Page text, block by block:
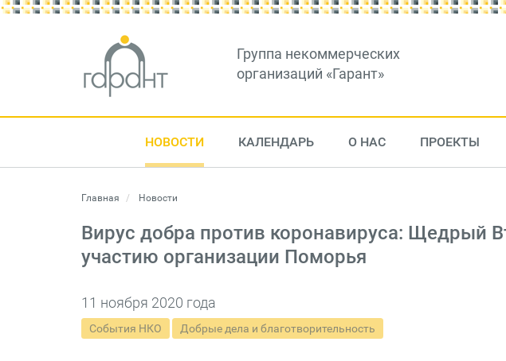
Группа некоммерческих
организаций «Гарант»
НОВОСТИ КАЛЕНДАРЬ О НАС ПРОЕКТЫ
Главная Новости
Вирус добра против коронавируса: Щедрый
участию организации Поморья
11 ноября 2020 года
События НКО Добрые дела и благотворительность